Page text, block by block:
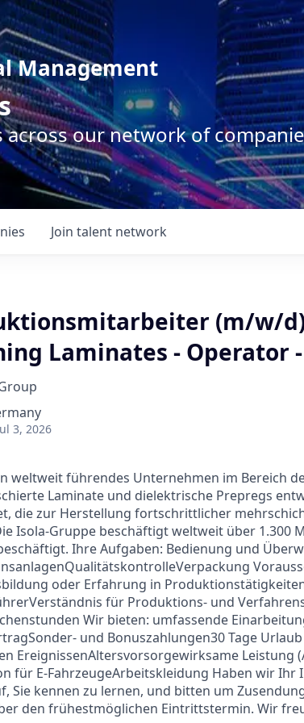
Management
our network of
Join talent network
(m/w/
Laminates - Operator
3, 2026
weltweit führendes Unternehmen im Bereich
Laminate und dielektrische Prepregs
die zur Herstellung fortschrittlicher
Isola-Gruppe beschäftigt weltweit über 1.300
Ihre Aufgaben: Bedienung und
oder Erfahrung in
für Produktions- und
Wir bieten: umfassende
und Bonuszahlungen30 Tage
EreignissenAltersvorsorgewirksame Leistung
für E-FahrzeugeArbeitskleidung Haben wir
Sie kennen zu lernen, und bitten um
den frühestmöglichen Eintrittstermin. Wir